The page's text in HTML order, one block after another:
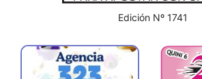
Edición Nº 1741